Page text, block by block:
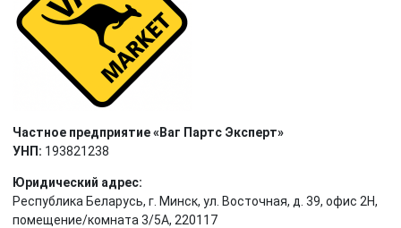
Частное предприятие «Ваг Партс Эксперт»
УНП: 193821238
Юридический адрес:
Республика Беларусь, г. Минск, ул. Восточная, д. 39, офис 2Н,
помещение/комната 3/5А, 220117